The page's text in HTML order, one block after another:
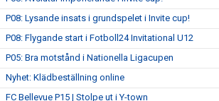
P08: Lysande insats i grundspelet i Invite cup!
P08: Flygande start i Fotboll24 Invitational U12
P05: Bra motstånd i Nationella Ligacupen
Nyhet: Klädbeställning online
FC Bellevue P15 | Stolpe ut i Y-town